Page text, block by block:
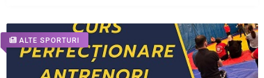
ALTE SPORTURI